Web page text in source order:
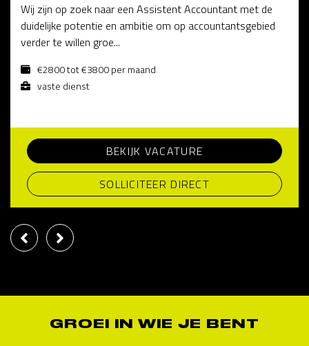
Wij zijn op zoek naar een Assistent Accountant met de
duidelijke potentie en ambitie om op accountantsgebied
verder te willen groe...
€2800 tot €3800 per maand
vaste dienst
BEKIJK VACATURE
SOLLICITEER DIRECT
GROEI IN WIE JE BENT